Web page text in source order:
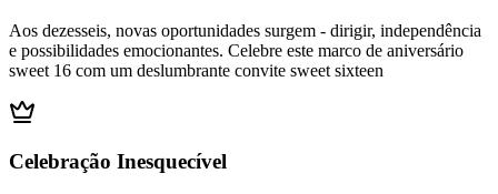
Aos dezesseis, novas oportunidades surgem - dirigir, independência
e possibilidades emocionantes. Celebre este marco de aniversário
sweet 16 com um deslumbrante convite sweet sixteen
Celebração Inesquecível